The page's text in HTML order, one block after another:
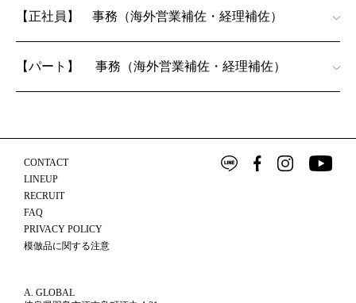
【正社員】 事務（海外営業補佐・経理補佐）
【パート】 事務（海外営業補佐・経理補佐）
A. GLOBAL
CONTACT
LINEUP
RECRUIT
FAQ
PRIVACY POLICY
模倣品に関する注意